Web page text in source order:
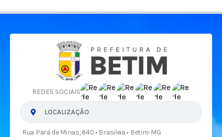
REDES SOCIAIS
LOCALIZAÇÃO
Rua Pará de Minas, 640 • Brasileia • Betim-MG